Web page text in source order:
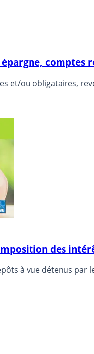
comptes
et/ou obligataires,
des